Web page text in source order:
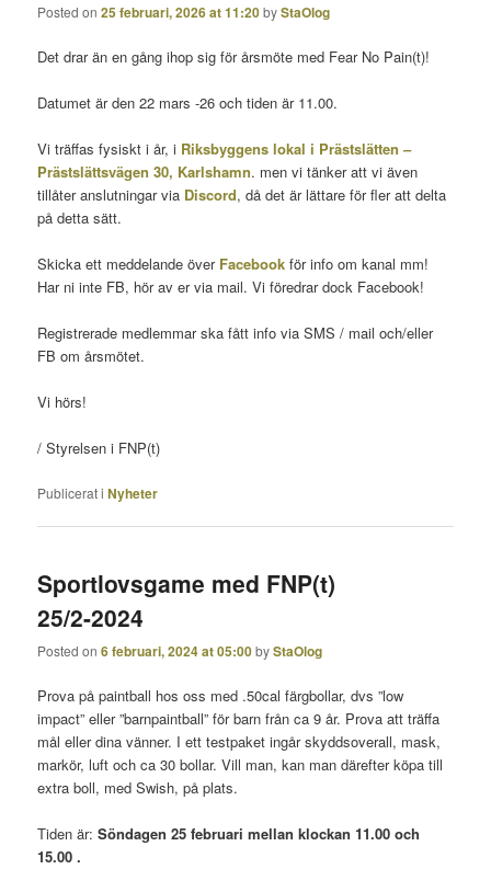
Posted on 25 februari, 2026 at 11:20byStaOlog
Det drar än en gång ihop sig för årsmöte med Fear No Pain(t)!
Datumet är den 22 mars -26 och tiden är 11.00.
Vi träffas fysiskt i år, i Riksbyggens lokal i Prästslätten –
Prästslättsvägen 30, Karlshamn. men vi tänker att vi även
tillåter anslutningar via Discord, då det är lättare för fler att delta
på detta sätt.
Skicka ett meddelande över Facebook för info om kanal mm!
Har ni inte FB, hör av er via mail. Vi föredrar dock Facebook!
Registrerade medlemmar ska fått info via SMS / mail och/eller
FB om årsmötet.
Vi hörs!
/ Styrelsen i FNP(t)
Publicerat i Nyheter
Sportlovsgame med FNP(t)
25/2-2024
Posted on 6 februari, 2024 at 05:00byStaOlog
Prova på paintball hos oss med .50cal färgbollar, dvs ”low
impact” eller ”barnpaintball” för barn från ca 9 år. Prova att träffa
mål eller dina vänner. I ett testpaket ingår skyddsoverall, mask,
markör, luft och ca 30 bollar. Vill man, kan man därefter köpa till
extra boll, med Swish, på plats.
Tiden är:Söndagen 25 februari mellan klockan 11.00 och
15.00 .